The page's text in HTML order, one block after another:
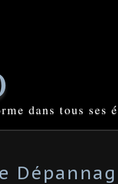
dans tous ses